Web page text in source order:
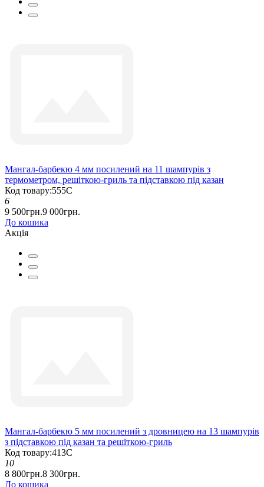
Мангал-барбекю 4 мм посилений на 11 шампурів з
термометром, решіткою-гриль та підставкою під казан
Код товару:555С
6
9 500грн.9 000грн.
До кошика
Акція
Мангал-барбекю 5 мм посилений з дровницею на 13 шампурів
з підставкою під казан та решіткою-гриль
Код товару:413С
10
8 800грн.8 300грн.
До кошика